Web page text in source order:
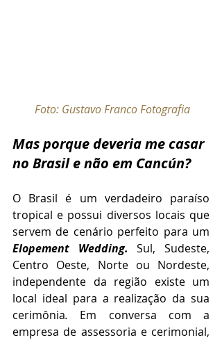
Foto: Gustavo Franco Fotografia
Mas porque deveria me casar
no Brasil e não em Cancún?
O Brasil é um verdadeiro paraíso
tropical e possui diversos locais que
Elopement Wedding. Sul, Sudeste,
Centro Oeste, Norte ou Nordeste,
independente da região existe um
local ideal para a realização da sua
cerimônia. Em conversa com a